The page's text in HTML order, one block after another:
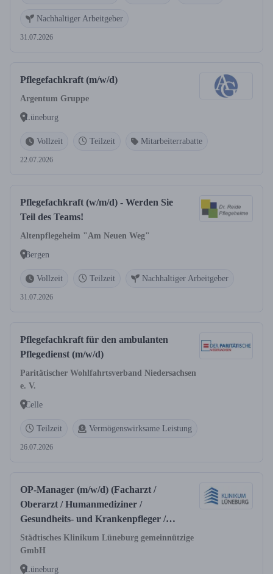
Nachhaltiger Arbeitgeber
31.07.2026
Pflegefachkraft (m/w/d)
Argentum Gruppe
Lüneburg
Vollzeit Teilzeit Mitarbeiterrabatte
22.07.2026
Pflegefachkraft (w/m/d) - Werden Sie
Teil des Teams!
Altenpflegeheim "Am Neuen Weg"
Bergen
Vollzeit Teilzeit Nachhaltiger Arbeitgeber
31.07.2026
Pflegefachkraft für den ambulanten
Pflegedienst (m/w/d)
Paritätischer Wohlfahrtsverband Niedersachsen
e. V.
Celle
Teilzeit Vermögenswirksame Leistung
26.07.2026
OP-Manager (m/w/d) (Facharzt /
Oberarzt / Humanmediziner /
Gesundheits- und Krankenpfleger /
OTA (m/w/d))
Städtisches Klinikum Lüneburg gemeinnützige
GmbH
Lüneburg